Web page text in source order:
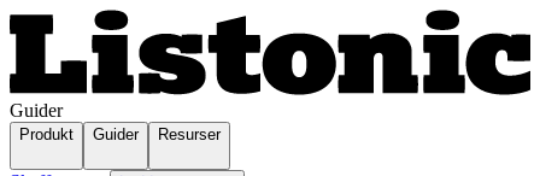
Guider
Produkt Guider Resurser